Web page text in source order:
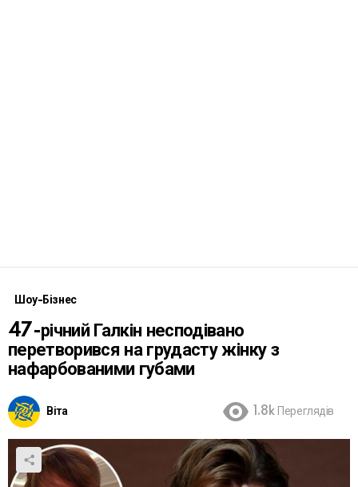
Шоу-Бізнес
47-річний Галкін несподівано
перетворився на грудасту жінку з
нафарбованими губами
Віта 1.8k Переглядів